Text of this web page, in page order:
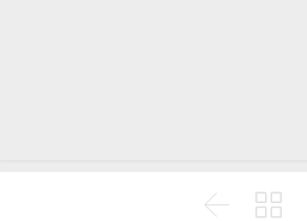
 